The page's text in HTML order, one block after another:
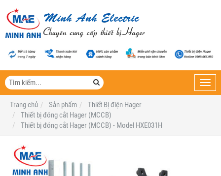
Trang chủ
Sản phẩm
Thiết Bị điện Hager
Thiết bị đóng cắt Hager (MCCB)
Thiết bị đóng cắt Hager (MCCB) - Model HXE031H